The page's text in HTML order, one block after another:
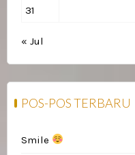
31
« Jul
POS-POS TERBARU
Smile